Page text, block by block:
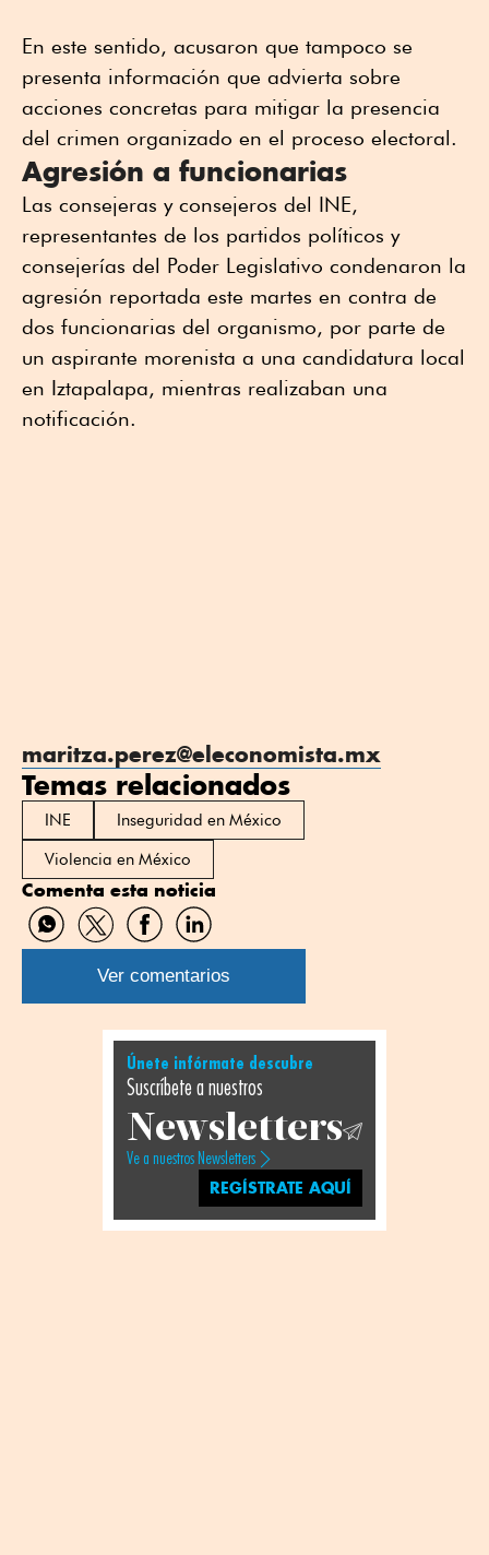
En este sentido, acusaron que tampoco se
presenta información que advierta sobre
acciones concretas para mitigar la presencia
del crimen organizado en el proceso electoral.
Agresión a funcionarias
Las consejeras y consejeros del INE,
representantes de los partidos políticos y
consejerías del Poder Legislativo condenaron la
agresión reportada este martes en contra de
dos funcionarias del organismo, por parte de
un aspirante morenista a una candidatura local
en Iztapalapa, mientras realizaban una
notificación.
maritza.perez@eleconomista.mx
Temas relacionados
INE
Inseguridad en México
Violencia en México
Comenta esta noticia
Compartir
por
WhatsApp
Compartir
por
Twitter
Compartir
por
Facebook
Compartir
por
Linkedin
Ver comentarios
Únete infórmate descubre
Suscríbete a nuestros
Newsletters
Ve a nuestros Newsletters
REGÍSTRATE AQUÍ